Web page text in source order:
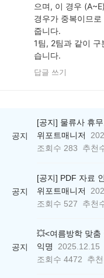
으며, 이 경우
경우가 중복이므
줍니다.
1팀, 2팀과 같이
습니다.
답글 쓰기
공지
위포트매니저
조회수 283 추천
공지
위포트매니저
조회수 527 추천
공지
익명
2025.12.15
조회수 4472 추